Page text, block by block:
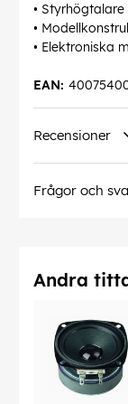
•
•
• Elektroniska
EAN:
Recensioner
Frågor och
Andra